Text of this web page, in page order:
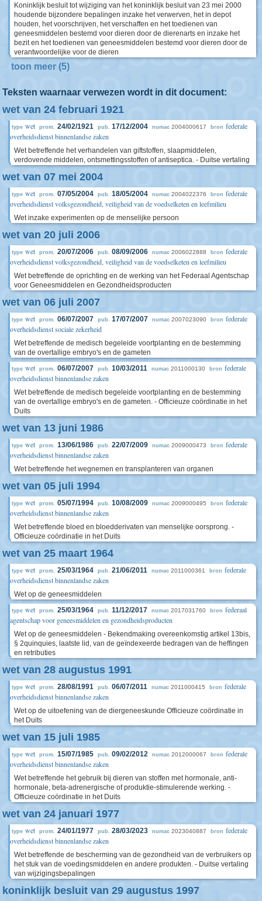
Koninklijk besluit tot wijziging van het koninklijk besluit van 23 mei 2000
houdende bijzondere bepalingen inzake het verwerven, het in depot
houden, het voorschrijven, het verschaffen en het toedienen van
geneesmiddelen bestemd voor dieren door de dierenarts en inzake het
bezit en het toedienen van geneesmiddelen bestemd voor dieren door de
verantwoordelijke voor de dieren
toon meer (5)
Teksten waarnaar verwezen wordt in dit document:
wet van 24 februari 1921
type wet prom. 24/02/1921 pub. 17/12/2004 numac 2004000617 bron federale
overheidsdienst binnenlandse zaken
Wet betreffende het verhandelen van giftstoffen, slaapmiddelen,
verdovende middelen, ontsmettingsstoffen of antiseptica. - Duitse vertaling
wet van 07 mei 2004
type wet prom. 07/05/2004 pub. 18/05/2004 numac 2004022376 bron federale
overheidsdienst volksgezondheid, veiligheid van de voedselketen en leefmilieu
Wet inzake experimenten op de menselijke persoon
wet van 20 juli 2006
type wet prom. 20/07/2006 pub. 08/09/2006 numac 2006022888 bron federale
overheidsdienst volksgezondheid, veiligheid van de voedselketen en leefmilieu
Wet betreffende de oprichting en de werking van het Federaal Agentschap
voor Geneesmiddelen en Gezondheidsproducten
wet van 06 juli 2007
type wet prom. 06/07/2007 pub. 17/07/2007 numac 2007023090 bron federale
overheidsdienst sociale zekerheid
Wet betreffende de medisch begeleide voortplanting en de bestemming
van de overtallige embryo's en de gameten
type wet prom. 06/07/2007 pub. 10/03/2011 numac 2011000130 bron federale
overheidsdienst binnenlandse zaken
Wet betreffende de medisch begeleide voortplanting en de bestemming
van de overtallige embryo's en de gameten. - Officieuze coördinatie in het
Duits
wet van 13 juni 1986
type wet prom. 13/06/1986 pub. 22/07/2009 numac 2009000473 bron federale
overheidsdienst binnenlandse zaken
Wet betreffende het wegnemen en transplanteren van organen
wet van 05 juli 1994
type wet prom. 05/07/1994 pub. 10/08/2009 numac 2009000495 bron federale
overheidsdienst binnenlandse zaken
Wet betreffende bloed en bloedderivaten van menselijke oorsprong. -
Officieuze coördinatie in het Duits
wet van 25 maart 1964
type wet prom. 25/03/1964 pub. 21/06/2011 numac 2011000361 bron federale
overheidsdienst binnenlandse zaken
Wet op de geneesmiddelen
type wet prom. 25/03/1964 pub. 11/12/2017 numac 2017031760 bron federaal
agentschap voor geneesmiddelen en gezondheidsproducten
Wet op de geneesmiddelen - Bekendmaking overeenkomstig artikel 13bis,
§ 2quinquies, laatste lid, van de geïndexeerde bedragen van de heffingen
en retributies
wet van 28 augustus 1991
type wet prom. 28/08/1991 pub. 06/07/2011 numac 2011000415 bron federale
overheidsdienst binnenlandse zaken
Wet op de uitoefening van de diergeneeskunde Officieuze coördinatie in
het Duits
wet van 15 juli 1985
type wet prom. 15/07/1985 pub. 09/02/2012 numac 2012000067 bron federale
overheidsdienst binnenlandse zaken
Wet betreffende het gebruik bij dieren van stoffen met hormonale, anti-
hormonale, beta-adrenergische of produktie-stimulerende werking. -
Officieuze coördinatie in het Duits
wet van 24 januari 1977
type wet prom. 24/01/1977 pub. 28/03/2023 numac 2023040887 bron federale
overheidsdienst binnenlandse zaken
Wet betreffende de bescherming van de gezondheid van de verbruikers op
het stuk van de voedingsmiddelen en andere produkten. - Duitse vertaling
van wijzigingsbepalingen
koninklijk besluit van 29 augustus 1997